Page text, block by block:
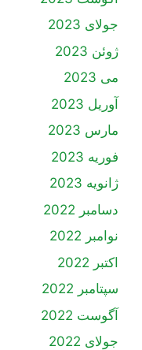
جولای 2023
ژوئن 2023
می 2023
آوریل 2023
مارس 2023
فوریه 2023
ژانویه 2023
دسامبر 2022
نوامبر 2022
اکتبر 2022
سپتامبر 2022
آگوست 2022
جولای 2022